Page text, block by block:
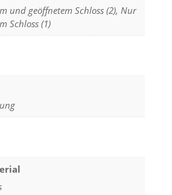
und geöffnetem Schloss (2), Nur
Schloss (1)